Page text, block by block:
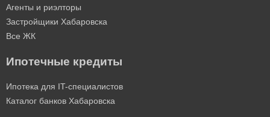
Агенты и риэлторы
Застройщики Хабаровска
Все ЖК
Ипотечные кредиты
Ипотека для IT-специалистов
Каталог банков Хабаровска